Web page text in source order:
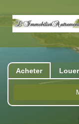
Acheter Louer